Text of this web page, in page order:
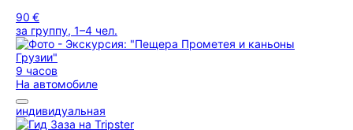
90 €
за группу, 1–4 чел.
9 часов
На автомобиле
индивидуальная